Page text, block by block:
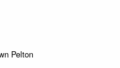
Pelton